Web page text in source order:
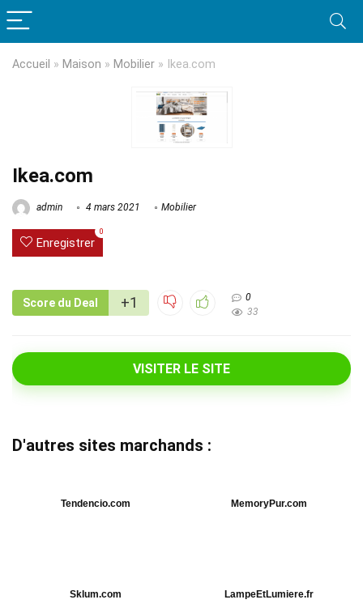
Accueil » Maison » Mobilier » Ikea.com
Ikea.com
admin 4 mars 2021 Mobilier
Enregistrer
0
Score du Deal +1
0
33
VISITER LE SITE
D'autres sites marchands :
Tendencio.com MemoryPur.com
Sklum.com LampeEtLumiere.fr